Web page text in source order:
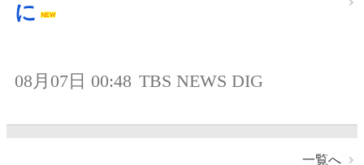
に
08月07日 00:48 TBS NEWS DIG
一覧へ